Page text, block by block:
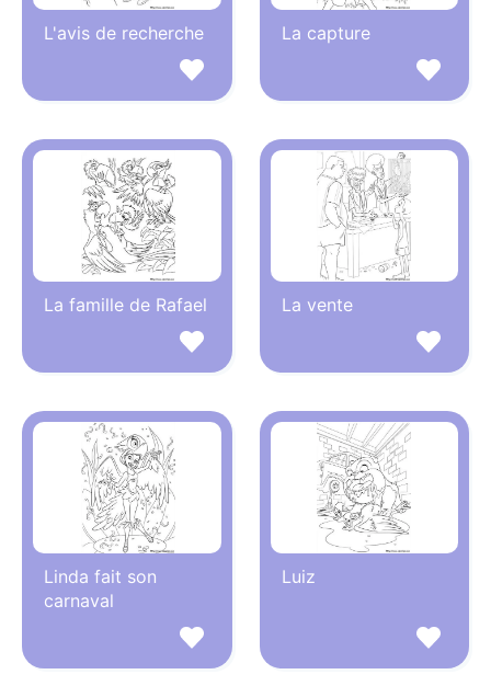
L'avis de recherche La capture
La famille de Rafael La vente
Linda fait son
carnaval
Luiz